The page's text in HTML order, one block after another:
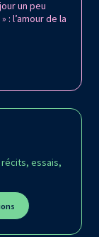
un peu
: l’amour de la
essais,